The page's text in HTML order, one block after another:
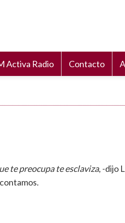
Activa Radio Contacto
te preocupa te esclaviza, -dijo